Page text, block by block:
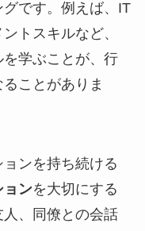
です。例えば、IT
トスキルなど、
学ぶことが、行
ことがありま
ンを持ち続ける
ョンを大切にする
、同僚との会話